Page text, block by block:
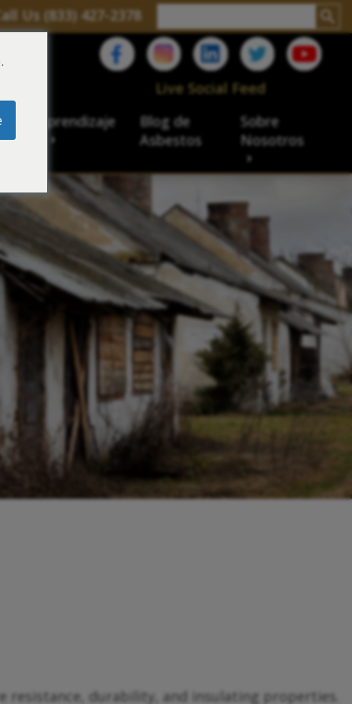
Us (833) 427-2378
Live Social Feed
de veteranos
laboral
de aprendizaje
Blog de
Asbestos
Sobre
Nosotros
resistance, durability, and insulating properties.